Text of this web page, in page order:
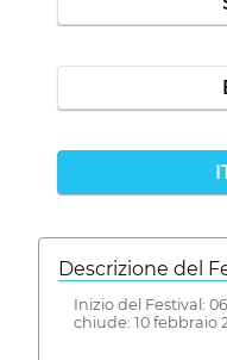
Descrizione del
Inizio del Festival:
chiude: 10 febbraio